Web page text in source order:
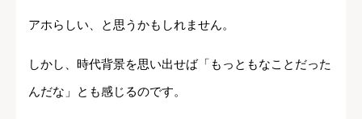
アホらしい、と思うかもしれません。
しかし、時代背景を思い出せば「もっともなことだった
んだな」とも感じるのです。